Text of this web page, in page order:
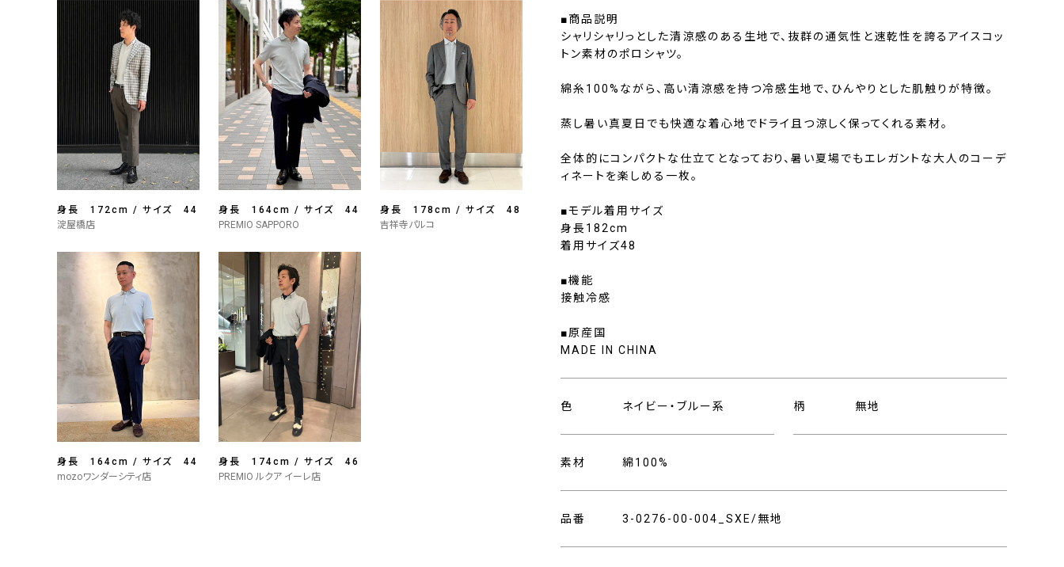
■商品説明
シャリシャリっとした清涼感のある生地で、抜群の通気性と速乾性を誇るアイスコッ
トン素材のポロシャツ。
綿糸100%ながら、高い清涼感を持つ冷感生地で、ひんやりとした肌触りが特徴。
蒸し暑い真夏日でも快適な着心地でドライ且つ涼しく保ってくれる素材。
全体的にコンパクトな仕立てとなっており、暑い夏場でもエレガントな大人のコーデ
ィネートを楽しめる一枚。
■モデル着用サイズ
身長182cm
着用サイズ48
■機能
接触冷感
■原産国
MADE IN CHINA
色 ネイビー・ブルー系 柄 無地
素材 綿100%
品番 3-0276-00-004_SXE/無地
身長 172cm / サイズ 44
淀屋橋店
身長 164cm / サイズ 44
PREMIO SAPPORO
身長 178cm / サイズ 48
吉祥寺パルコ
身長 164cm / サイズ 44
mozoワンダーシティ店
身長 174cm / サイズ 46
PREMIO ルクア イーレ店